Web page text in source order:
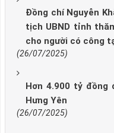
Đồng chí Nguyễn
tịch UBND tỉnh
cho người có công
(26/07/2025)
Hơn 4.900 tỷ
Hưng Yên
(26/07/2025)